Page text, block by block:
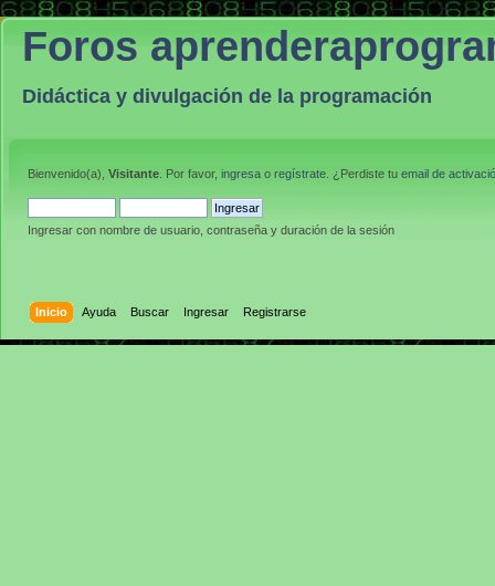
Foros
Didáctica y divulgación de la programación
Bienvenido(a), Visitante . Por favor, ingresa o regístrate . ¿Perdiste tu email de
Ingresar con nombre de usuario, contraseña y duración de la sesión
Inicio Ayuda Buscar Ingresar Registrarse